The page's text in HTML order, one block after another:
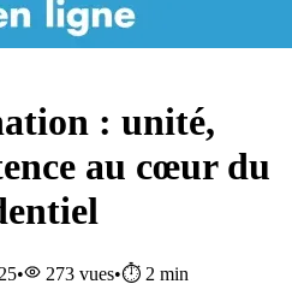
: unité,
au cœur du
• 273 vues•⏱️ 2 min